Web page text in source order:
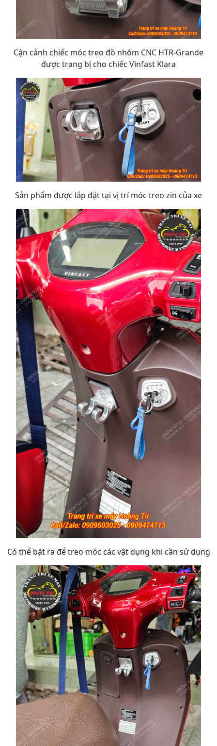
Cận cảnh chiếc móc treo đồ nhôm CNC HTR-Grande
được trang bị cho chiếc Vinfast Klara
Sản phẩm được lắp đặt tại vị trí móc treo zin của xe
Có thể bật ra để treo móc các vật dụng khi cần sử dụng